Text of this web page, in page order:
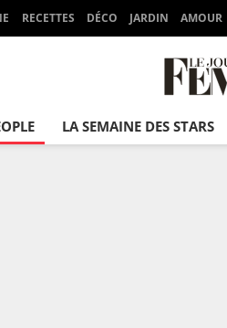
RECETTES DÉCO JARDIN AMOUR
LA SEMAINE DES STARS